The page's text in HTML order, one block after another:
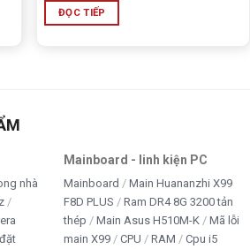
ĐỌC TIẾP
nhà
Mainboard - linh kiện PC
Mainboard
Main Huananzhi X99
F8D PLUS
Ram DR4 8G 3200 tản
thép
Main Asus H510M-K
Mã lỗi
main X99
CPU RAM
Cpu i5